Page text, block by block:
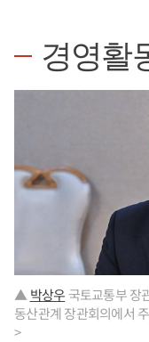
경영활
▲ 박상우 국토교통부 장
동산관계 장관회의에서
>